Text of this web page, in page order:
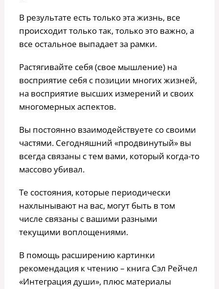
В результате есть только эта жизнь, все
происходит только так, только это важно, а
все остальное выпадает за рамки.
Растягивайте себя (свое мышление) на
восприятие себя с позиции многих жизней,
на восприятие высших измерений и своих
многомерных аспектов.
Вы постоянно взаимодействуете со своими
частями. Сегодняшний «продвинутый» вы
всегда связаны с тем вами, который когда-то
массово убивал.
Те состояния, которые периодически
нахлынывают на вас, могут быть в том
числе связаны с вашими разными
текущими воплощениями.
В помощь расширению картинки
рекомендация к чтению – книга Сэл Рейчел
«Интеграция души», плюс материалы